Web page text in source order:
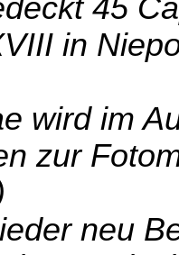
45
in
wird im
zur
neu